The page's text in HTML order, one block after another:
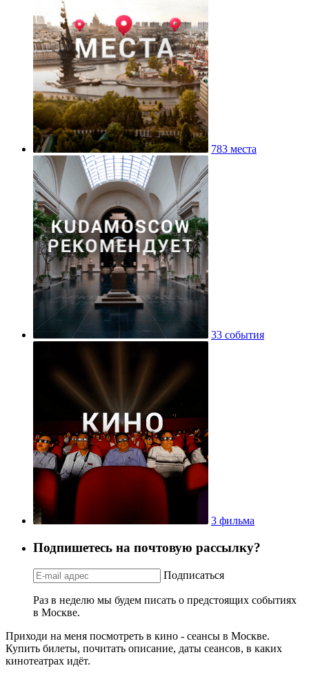
783 места
33 события
3 фильма
Подпишетесь на почтовую рассылку?
Подписаться
Раз в неделю мы будем писать о предстоящих событиях
в Москве.
Приходи на меня посмотреть в кино - сеансы в Москве.
Купить билеты, почитать описание, даты сеансов, в каких
кинотеатрах идёт.